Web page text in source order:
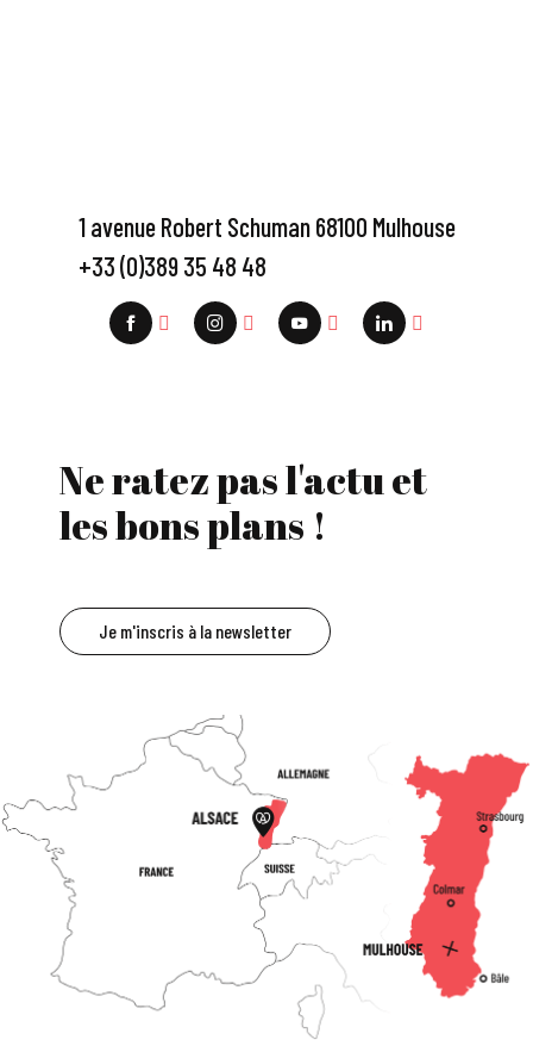
1 avenue Robert Schuman 68100 Mulhouse
+33 (0)389 35 48 48
Ne ratez pas l'actu et
les bons plans !
Je m'inscris à la newsletter